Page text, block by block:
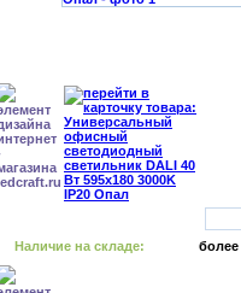
Наличие на складе: более